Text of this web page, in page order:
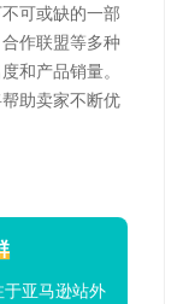
可或缺的一部
作联盟等多种
和产品销量。
助卖家不断优
亚马逊站外